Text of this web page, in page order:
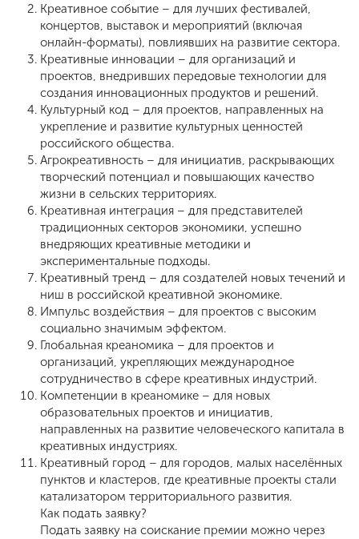
Креативное событие – для лучших фестивалей,
концертов, выставок и мероприятий (включая
онлайн-форматы), повлиявших на развитие сектора.
Креативные инновации – для организаций и
проектов, внедривших передовые технологии для
создания инновационных продуктов и решений.
Культурный код – для проектов, направленных на
укрепление и развитие культурных ценностей
российского общества.
Агрокреативность – для инициатив, раскрывающих
творческий потенциал и повышающих качество
жизни в сельских территориях.
Креативная интеграция – для представителей
традиционных секторов экономики, успешно
внедряющих креативные методики и
экспериментальные подходы.
Креативный тренд – для создателей новых течений и
ниш в российской креативной экономике.
Импульс воздействия – для проектов с высоким
социально значимым эффектом.
Глобальная креаномика – для проектов и
организаций, укрепляющих международное
сотрудничество в сфере креативных индустрий.
Компетенции в креаномике – для новых
образовательных проектов и инициатив,
направленных на развитие человеческого капитала в
креативных индустриях.
Креативный город – для городов, малых населённых
пунктов и кластеров, где креативные проекты стали
катализатором территориального развития.
Как подать заявку?
Подать заявку на соискание премии можно через